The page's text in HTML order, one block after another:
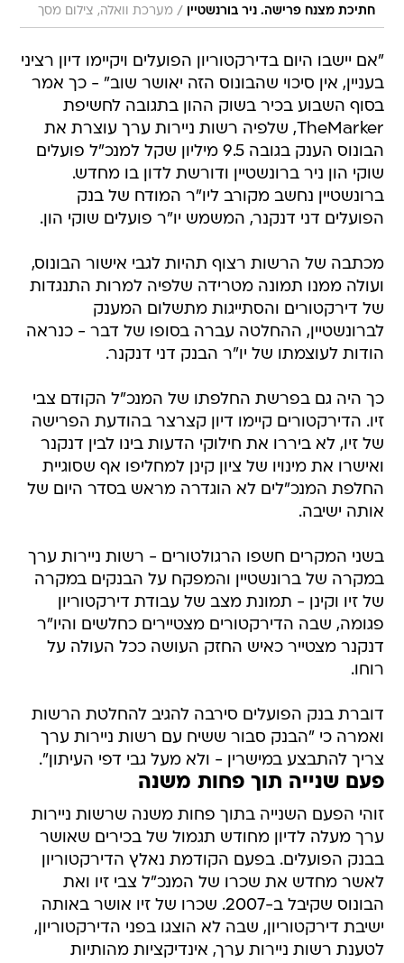
חתיכת מצנח פרישה. ניר בורנשטיין / מערכת וואלה, צילום מסך
"אם יישבו היום בדירקטוריון הפועלים ויקיימו דיון רציני
בעניין, אין סיכוי שהבונוס הזה יאושר שוב" - כך אמר
בסוף השבוע בכיר בשוק ההון בתגובה לחשיפת
TheMarker, שלפיה רשות ניירות ערך עוצרת את
הבונוס הענק בגובה 9.5 מיליון שקל למנכ"ל פועלים
שוקי הון ניר ברונשטיין ודורשת לדון בו מחדש.
ברונשטיין נחשב מקורב ליו"ר המודח של בנק
הפועלים דני דנקנר, המשמש יו"ר פועלים שוקי הון.
מכתבה של הרשות רצוף תהיות לגבי אישור הבונוס,
ועולה ממנו תמונה מטרידה שלפיה למרות התנגדות
של דירקטורים והסתייגות מתשלום המענק
לברונשטיין, ההחלטה עברה בסופו של דבר - כנראה
הודות לעוצמתו של יו"ר הבנק דני דנקנר.
כך היה גם בפרשת החלפתו של המנכ"ל הקודם צבי
זיו. הדירקטורים קיימו דיון קצרצר בהודעת הפרישה
של זיו, לא ביררו את חילוקי הדעות בינו לבין דנקנר
ואישרו את מינויו של ציון קינן למחליפו אף שסוגיית
החלפת המנכ"לים לא הוגדרה מראש בסדר היום של
אותה ישיבה.
בשני המקרים חשפו הרגולטורים - רשות ניירות ערך
במקרה של ברונשטיין והמפקח על הבנקים במקרה
של זיו וקינן - תמונת מצב של עבודת דירקטוריון
פגומה, שבה הדירקטורים מצטיירים כחלשים והיו"ר
דנקנר מצטייר כאיש החזק העושה ככל העולה על
רוחו.
דוברת בנק הפועלים סירבה להגיב להחלטת הרשות
ואמרה כי "הבנק סבור ששיח עם רשות ניירות ערך
צריך להתבצע במישרין - ולא מעל גבי דפי העיתון".
פעם שנייה תוך פחות משנה
זוהי הפעם השנייה בתוך פחות משנה שרשות ניירות
ערך מעלה לדיון מחודש תגמול של בכירים שאושר
בבנק הפועלים. בפעם הקודמת נאלץ הדירקטוריון
לאשר מחדש את שכרו של המנכ"ל צבי זיו ואת
הבונוס שקיבל ב-2007. שכרו של זיו אושר באותה
ישיבת דירקטוריון, שבה לא הוצגו בפני הדירקטוריון,
לטענת רשות ניירות ערך, אינדיקציות מהותיות